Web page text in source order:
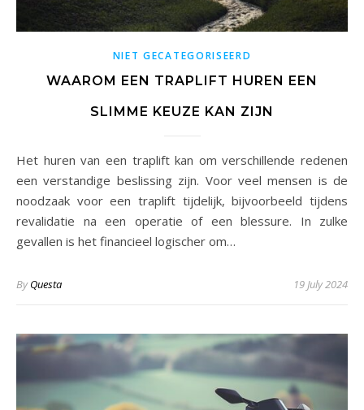
NIET GECATEGORISEERD
WAAROM EEN TRAPLIFT HUREN EEN
SLIMME KEUZE KAN ZIJN
Het huren van een traplift kan om verschillende redenen
een verstandige beslissing zijn. Voor veel mensen is de
noodzaak voor een traplift tijdelijk, bijvoorbeeld tijdens
revalidatie na een operatie of een blessure. In zulke
gevallen is het financieel logischer om…
ByQuesta 19 July 2024